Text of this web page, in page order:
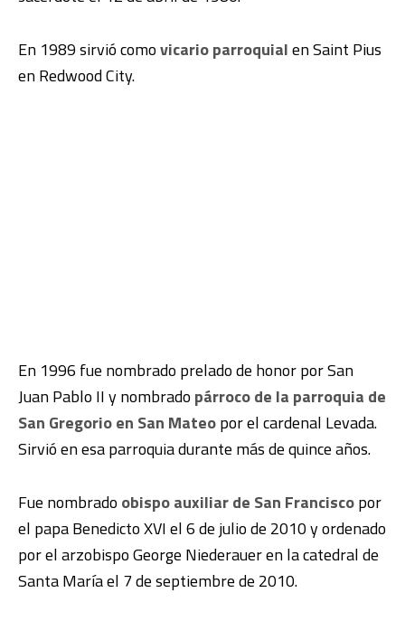
En 1989 sirvió comovicario parroquialen Saint Pius
en Redwood City.
En 1996 fue nombrado prelado de honor por San
Juan Pablo II y nombrado párroco de la parroquia de
San Gregorio en San Mateopor el cardenal Levada.
Sirvió en esa parroquia durante más de quince años.
Fue nombrado obispo auxiliar de San Franciscopor
el papa Benedicto XVI el 6 de julio de 2010 y ordenado
por el arzobispo George Niederauer en la catedral de
Santa María el 7 de septiembre de 2010.